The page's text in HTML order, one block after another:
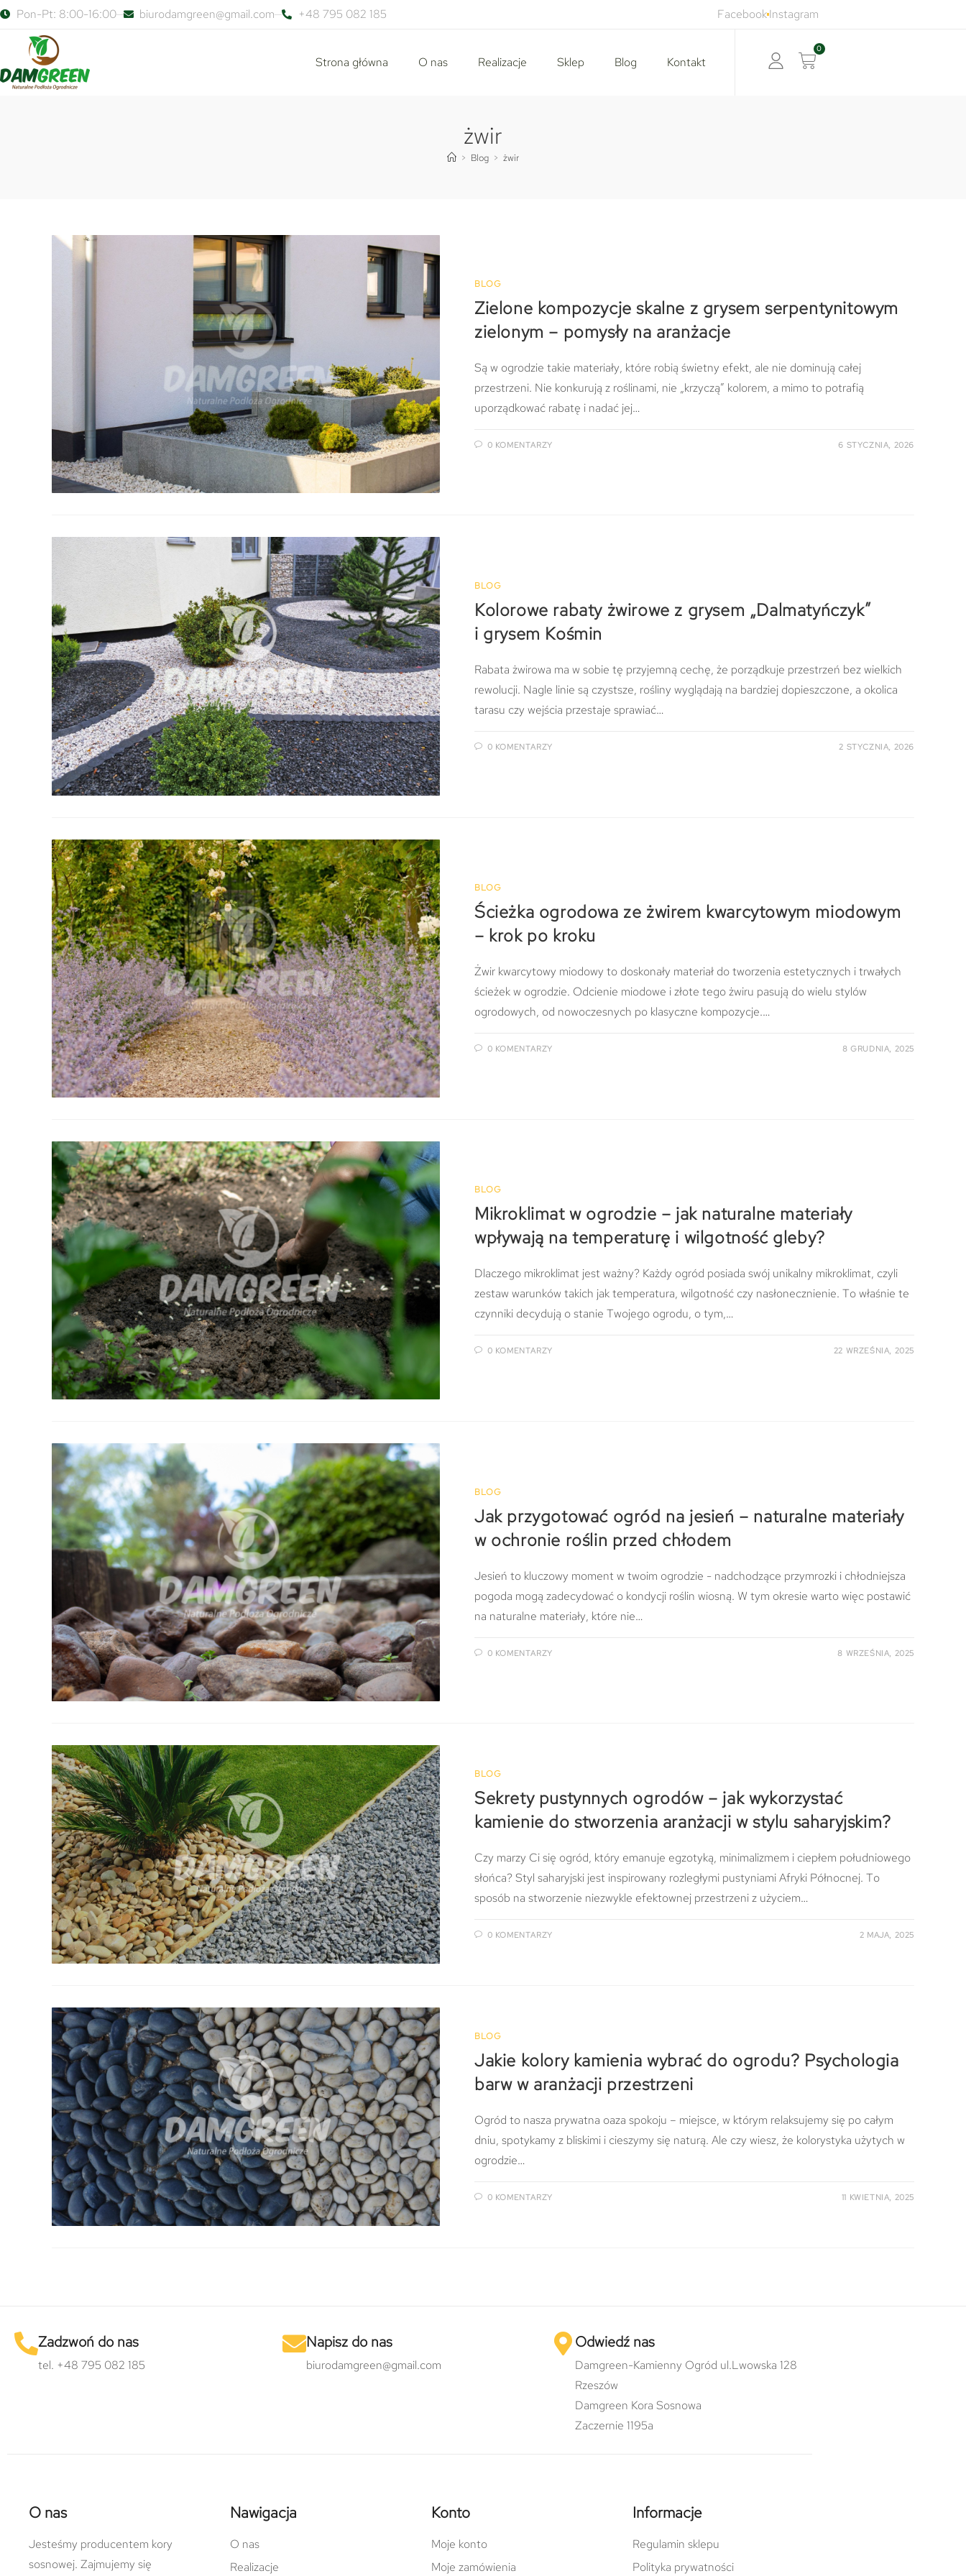
Pon-Pt: 8:00-16:00 biurodamgreen@gmail.com +48 795 082 185 FacebookInstagram
Strona główna O nas Realizacje Sklep Blog Kontakt
0
żwir
> Blog > żwir
BLOG
Zielone kompozycje skalne z grysem serpentynitowym
zielonym – pomysły na aranżacje
Są w ogrodzie takie materiały, które robią świetny efekt, ale nie dominują całej
przestrzeni. Nie konkurują z roślinami, nie „krzyczą” kolorem, a mimo to potrafią
uporządkować rabatę i nadać jej…
0 KOMENTARZY 6 STYCZNIA, 2026
BLOG
Kolorowe rabaty żwirowe z grysem „Dalmatyńczyk”
i grysem Kośmin
Rabata żwirowa ma w sobie tę przyjemną cechę, że porządkuje przestrzeń bez wielkich
rewolucji. Nagle linie są czystsze, rośliny wyglądają na bardziej dopieszczone, a okolica
tarasu czy wejścia przestaje sprawiać…
0 KOMENTARZY 2 STYCZNIA, 2026
BLOG
Ścieżka ogrodowa ze żwirem kwarcytowym miodowym
– krok po kroku
Żwir kwarcytowy miodowy to doskonały materiał do tworzenia estetycznych i trwałych
ścieżek w ogrodzie. Odcienie miodowe i złote tego żwiru pasują do wielu stylów
ogrodowych, od nowoczesnych po klasyczne kompozycje.…
0 KOMENTARZY 8 GRUDNIA, 2025
BLOG
Mikroklimat w ogrodzie – jak naturalne materiały
wpływają na temperaturę i wilgotność gleby?
Dlaczego mikroklimat jest ważny? Każdy ogród posiada swój unikalny mikroklimat, czyli
zestaw warunków takich jak temperatura, wilgotność czy nasłonecznienie. To właśnie te
czynniki decydują o stanie Twojego ogrodu, o tym,…
0 KOMENTARZY 22 WRZEŚNIA, 2025
BLOG
Jak przygotować ogród na jesień – naturalne materiały
w ochronie roślin przed chłodem
Jesień to kluczowy moment w twoim ogrodzie - nadchodzące przymrozki i chłodniejsza
pogoda mogą zadecydować o kondycji roślin wiosną. W tym okresie warto więc postawić
na naturalne materiały, które nie…
0 KOMENTARZY 8 WRZEŚNIA, 2025
BLOG
Sekrety pustynnych ogrodów – jak wykorzystać
kamienie do stworzenia aranżacji w stylu saharyjskim?
Czy marzy Ci się ogród, który emanuje egzotyką, minimalizmem i ciepłem południowego
słońca? Styl saharyjski jest inspirowany rozległymi pustyniami Afryki Północnej. To
sposób na stworzenie niezwykle efektownej przestrzeni z użyciem…
0 KOMENTARZY 2 MAJA, 2025
BLOG
Jakie kolory kamienia wybrać do ogrodu? Psychologia
barw w aranżacji przestrzeni
Ogród to nasza prywatna oaza spokoju – miejsce, w którym relaksujemy się po całym
dniu, spotykamy z bliskimi i cieszymy się naturą. Ale czy wiesz, że kolorystyka użytych w
ogrodzie…
0 KOMENTARZY 11 KWIETNIA, 2025
Zadzwoń do nas
tel. +48 795 082 185
Napisz do nas
biurodamgreen@gmail.com
Odwiedź nas
Damgreen-Kamienny Ogród ul.Lwowska 128
Rzeszów
Damgreen Kora Sosnowa
Zaczernie 1195a
O nas
Jesteśmy producentem kory
sosnowej. Zajmujemy się
Nawigacja
O nas
Realizacje
Konto
Moje konto
Moje zamówienia
Informacje
Regulamin sklepu
Polityka prywatności